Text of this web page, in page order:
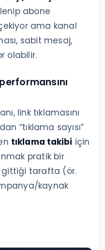
abone
ama kanal
sabit mesaj,
olabilir.
link tıklamasını
“tıklama sayısı”
tıklama takibi için
pratik bir
gittiği tarafta (ör.
kaynak